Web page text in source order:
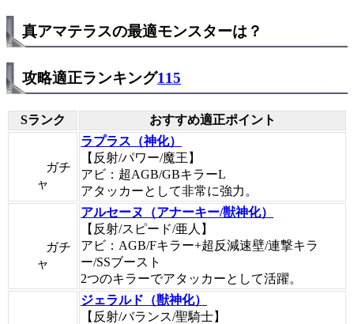
真アマテラスの最適モンスターは？
攻略適正ランキング115
Sランク おすすめ適正ポイント
ガチ
ャ
ラプラス（神化）
【反射/パワー/魔王】
アビ：超AGB/GBキラーL
アタッカーとして非常に強力。
ガチ
ャ
アルセーヌ（アナーキー/獣神化）
【反射/スピード/亜人】
アビ：AGB/Fキラー+超反減速壁/連撃キラ
ー/SSブースト
2つのキラーでアタッカーとして活躍。
ジェラルド（獣神化）
【反射/バランス/聖騎士】